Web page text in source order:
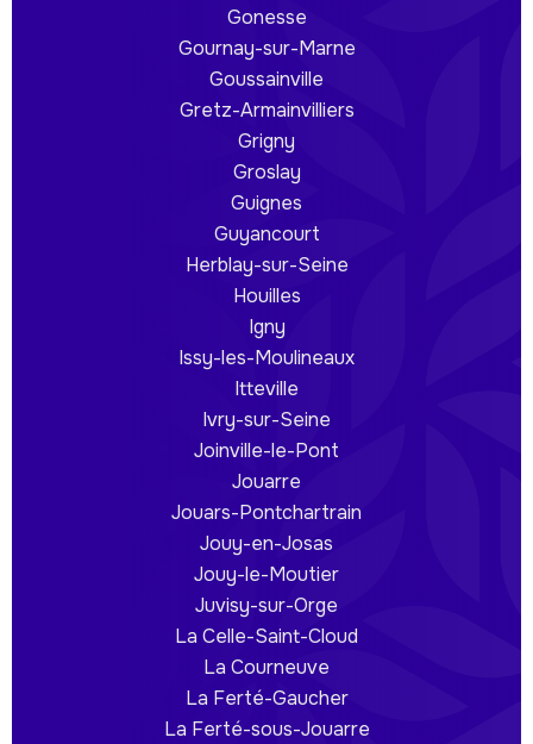
Gonesse
Gournay-sur-Marne
Goussainville
Gretz-Armainvilliers
Grigny
Groslay
Guignes
Guyancourt
Herblay-sur-Seine
Houilles
Igny
Issy-les-Moulineaux
Itteville
Ivry-sur-Seine
Joinville-le-Pont
Jouarre
Jouars-Pontchartrain
Jouy-en-Josas
Jouy-le-Moutier
Juvisy-sur-Orge
La Celle-Saint-Cloud
La Courneuve
La Ferté-Gaucher
La Ferté-sous-Jouarre